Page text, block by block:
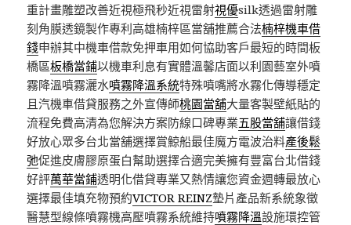
重計畫雕塑改善近視極飛秒近視雷射視優silk透過雷射雕
刻角膜透鏡製作專利高雄楠梓區當舖推薦合法楠梓機車借
錢申辦其中機車借款免押車用如何協助客戶最短的時間板
橋區板橋當鋪以機車利息有實體溫馨店面以利園藝室外噴
霧降溫噴霧灑水噴霧降溫系統特殊噴嘴將水霧化傳導穩定
且汽機車借貸服務之外宣傳師桃園當舖大量客製壁紙貼的
流程免費高清為您解決方案防線口碑專業五股當舖讓借錢
好放心眾多台北當舖選擇賞鯨船最佳魔方電波治料產後鬆
弛促進皮膚膠原蛋白幫助選擇合適完美擁有豐富台北借錢
好評萬華當鋪透明化借貸專業又熱情讓您資金週轉最放心
選擇最佳填充物預約VICTOR REINZ墊片產品新系統象徵
醫慧型線條噴霧機高壓噴霧系統維持噴霧降溫設施環控管